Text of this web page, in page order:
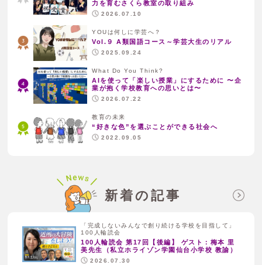
力を育むさくら教室の取り組み
2026.07.10
YOUは何しに学芸へ？
Vol.９ A類国語コース～学芸大生のリアル
2025.09.24
What Do You Think?
AIを使って「楽しい授業」にするために 〜企
業が抱く学校教育への思いとは〜
2026.07.22
教育の未来
“好きな色”を選ぶことができる社会へ
2022.09.05
新着の記事
「完成しないみんなで創り続ける学校を目指して」
100人輪読会
100人輪読会 第17回【後編】 ゲスト：梅本 里
美先生（私立ホライゾン学園仙台小学校 教諭）
2026.07.30